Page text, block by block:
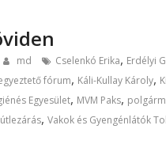
md Cselenkó Erika, Erdélyi
fórum, Káli-Kullay Károly,
Egyesület, MVM Paks,
útlezárás,Vakok és Gyengénlátók